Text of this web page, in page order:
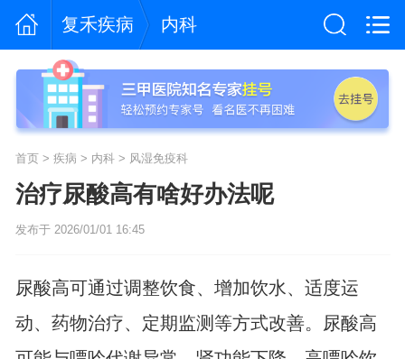
复禾疾病 内科
首页> 疾病 > 内科> 风湿免疫科
治疗尿酸高有啥好办法呢
发布于 2026/01/01 16:45
尿酸高可通过调整饮食、增加饮水、适度运
动、药物治疗、定期监测等方式改善。尿酸高